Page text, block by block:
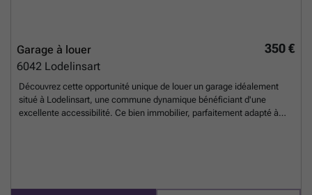
350 €
Garage à louer
6042 Lodelinsart
Découvrez cette opportunité unique de louer un garage idéalement
situé à Lodelinsart, une commune dynamique bénéficiant d'une
excellente accessibilité. Ce bien immobilier, parfaitement adapté à
fois sécurité et sérieux dans la transaction. La gestion et l'entretien de